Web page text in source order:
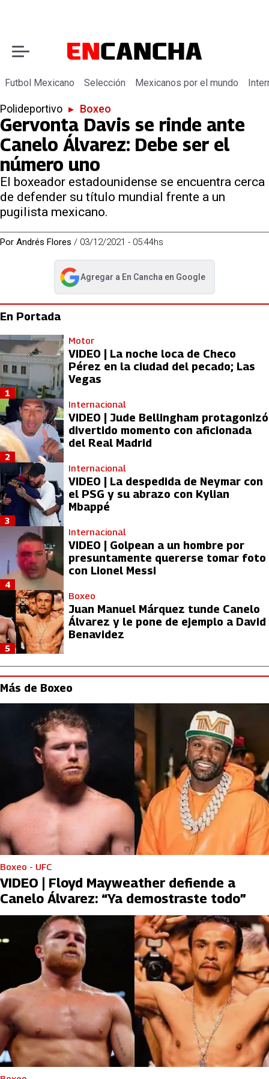
Futbol Mexicano Selección Mexicanos por el mundo
Polideportivo ▸ Boxeo
Gervonta Davis se rinde ante
Canelo Álvarez: Debe ser el
número uno
El boxeador estadounidense se encuentra cerca
de defender su título mundial frente a un
pugilista mexicano.
Por Andrés Flores / 03/12/2021 - 05:44hs
Agregar a En Cancha en Google
abre en nueva pestaña
En Portada
Motor
VIDEO | La noche loca de Checo
Pérez en la ciudad del pecado; Las
Vegas
1
Internacional
VIDEO | Jude Bellingham protagonizó
divertido momento con aficionada
del Real Madrid
2
Internacional
VIDEO | La despedida de Neymar con
el PSG y su abrazo con Kylian
Mbappé
3
Internacional
VIDEO | Golpean a un hombre por
presuntamente quererse tomar foto
con Lionel Messi
4
Boxeo
Juan Manuel Márquez tunde Canelo
Álvarez y le pone de ejemplo a David
Benavidez
5
Más de Boxeo
Boxeo - UFC
VIDEO | Floyd Mayweather defiende a
Canelo Álvarez: “Ya demostraste todo”